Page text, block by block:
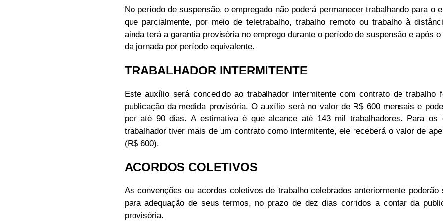
No período de suspensão, o empregado não poderá permanecer trabalhando para o
que parcialmente, por meio de teletrabalho, trabalho remoto ou trabalho à
ainda terá a garantia provisória no emprego durante o período de suspensão e após
da jornada por período equivalente.
TRABALHADOR INTERMITENTE
Este auxílio será concedido ao trabalhador intermitente com contrato de trabalho
publicação da medida provisória. O auxílio será no valor de R$ 600 mensais e
por até 90 dias. A estimativa é que alcance até 143 mil trabalhadores. Para os
trabalhador tiver mais de um contrato como intermitente, ele receberá o valor de
(R$ 600).
ACORDOS COLETIVOS
As convenções ou acordos coletivos de trabalho celebrados anteriormente poderão
para adequação de seus termos, no prazo de dez dias corridos a contar da
provisória.